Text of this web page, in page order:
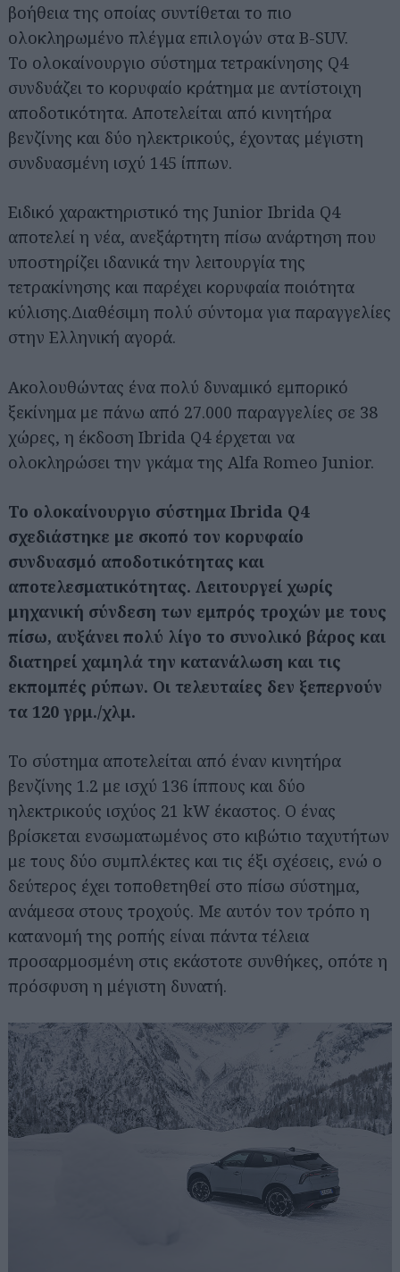
βοήθεια της οποίας συντίθεται το πιο
ολοκληρωμένο πλέγμα επιλογών στα B-SUV.
Το ολοκαίνουργιο σύστημα τετρακίνησης Q4
συνδυάζει το κορυφαίο κράτημα με αντίστοιχη
αποδοτικότητα. Αποτελείται από κινητήρα
βενζίνης και δύο ηλεκτρικούς, έχοντας μέγιστη
συνδυασμένη ισχύ 145 ίππων.
Ειδικό χαρακτηριστικό της Junior Ibrida Q4
αποτελεί η νέα, ανεξάρτητη πίσω ανάρτηση που
υποστηρίζει ιδανικά την λειτουργία της
τετρακίνησης και παρέχει κορυφαία ποιότητα
κύλισης.Διαθέσιμη πολύ σύντομα για παραγγελίες
στην Ελληνική αγορά.
Ακολουθώντας ένα πολύ δυναμικό εμπορικό
ξεκίνημα με πάνω από 27.000 παραγγελίες σε 38
χώρες, η έκδοση Ibrida Q4 έρχεται να
ολοκληρώσει την γκάμα της Alfa Romeo Junior.
Το ολοκαίνουργιο σύστημα Ibrida Q4
σχεδιάστηκε με σκοπό τον κορυφαίο
συνδυασμό αποδοτικότητας και
αποτελεσματικότητας. Λειτουργεί χωρίς
μηχανική σύνδεση των εμπρός τροχών με τους
πίσω, αυξάνει πολύ λίγο το συνολικό βάρος και
διατηρεί χαμηλά την κατανάλωση και τις
εκπομπές ρύπων. Οι τελευταίες δεν ξεπερνούν
τα 120 γρμ./χλμ.
Το σύστημα αποτελείται από έναν κινητήρα
βενζίνης 1.2 με ισχύ 136 ίππους και δύο
ηλεκτρικούς ισχύος 21 kW έκαστος. Ο ένας
βρίσκεται ενσωματωμένος στο κιβώτιο ταχυτήτων
με τους δύο συμπλέκτες και τις έξι σχέσεις, ενώ ο
δεύτερος έχει τοποθετηθεί στο πίσω σύστημα,
ανάμεσα στους τροχούς. Με αυτόν τον τρόπο η
κατανομή της ροπής είναι πάντα τέλεια
προσαρμοσμένη στις εκάστοτε συνθήκες, οπότε η
πρόσφυση η μέγιστη δυνατή.